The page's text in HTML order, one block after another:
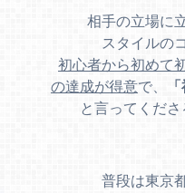
相手の立場に
スタイルの
初心者から初めて
の達成が得意で、
と言ってくださ
普段は東京